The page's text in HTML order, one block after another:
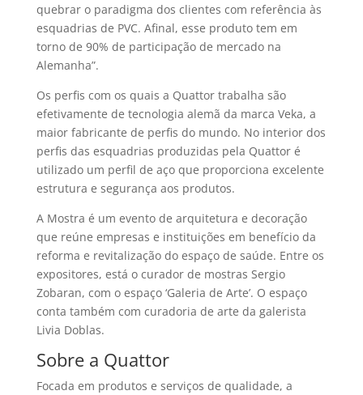
quebrar o paradigma dos clientes com referência às
esquadrias de PVC. Afinal, esse produto tem em
torno de 90% de participação de mercado na
Alemanha”.
Os perfis com os quais a Quattor trabalha são
efetivamente de tecnologia alemã da marca Veka, a
maior fabricante de perfis do mundo. No interior dos
perfis das esquadrias produzidas pela Quattor é
utilizado um perfil de aço que proporciona excelente
estrutura e segurança aos produtos.
A Mostra é um evento de arquitetura e decoração
que reúne empresas e instituições em benefício da
reforma e revitalização do espaço de saúde. Entre os
expositores, está o curador de mostras Sergio
Zobaran, com o espaço ‘Galeria de Arte’. O espaço
conta também com curadoria de arte da galerista
Livia Doblas.
Sobre a Quattor
Focada em produtos e serviços de qualidade, a